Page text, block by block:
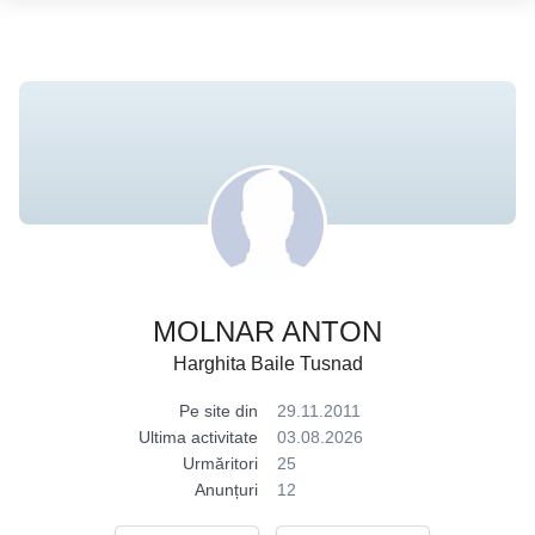
MOLNAR ANTON
Harghita Baile Tusnad
Pe site din
29.11.2011
Ultima activitate
03.08.2026
Urmăritori
25
Anunțuri
12